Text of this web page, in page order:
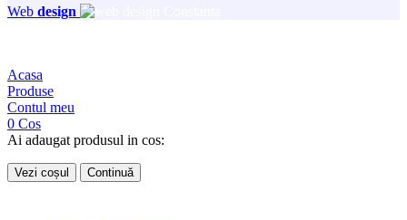
Web design
Acasa
Produse
Contul meu
0 Cos
Ai adaugat produsul in cos:
Vezi coșul Continuă